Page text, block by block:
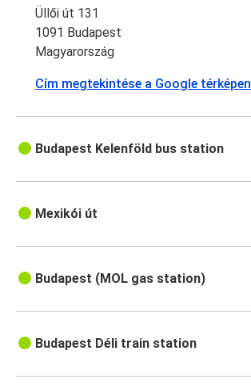
Üllői út 131
1091 Budapest
Magyarország
Cím megtekintése a Google térképen
Budapest Kelenföld bus station
Mexikói út
Budapest (MOL gas station)
Budapest Déli train station